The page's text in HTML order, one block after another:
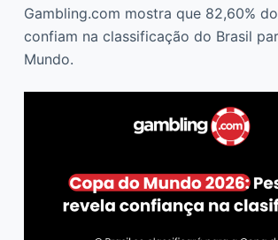
Gambling.com mostra que 82,60%
confiam na classificação do Brasil
Mundo.